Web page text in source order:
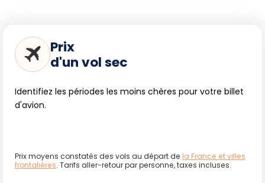
Prix
d'un vol sec
Identifiez les périodes les moins chères pour votre billet
d'avion.
Prix moyens constatés des vols au départ de la France et villes
frontalières. Tarifs aller-retour par personne, taxes incluses.